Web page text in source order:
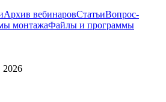
Архив вебинаровСтатьиВопрос-
монтажаФайлы и программы
2026